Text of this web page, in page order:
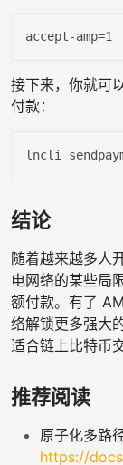
accept-amp=1
接下来，你就可
付款：
lncli
结论
随着越来越多人
电网络的某些局
额付款。有了
络解锁更多强大
适合链上比特币
推荐阅读
原子化多路
https://